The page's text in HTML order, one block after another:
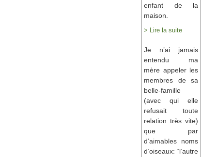
enfant de la
maison.
> Lire la suite
Je n’ai jamais
entendu ma
mère appeler les
membres de sa
belle-famille
(avec qui elle
refusait toute
relation très vite)
que par
d’aimables noms
d’oiseaux: “l’autre